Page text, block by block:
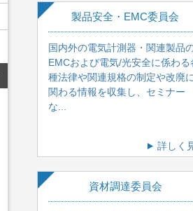
製品安全・EMC委員会
国内外の電気計測器・関連製品
EMCおよび電気/光安全に係わる
種法律や関連規格の制定や改廃に
関わる情報を収集し、セミナー
な...
詳しく
資材調達委員会